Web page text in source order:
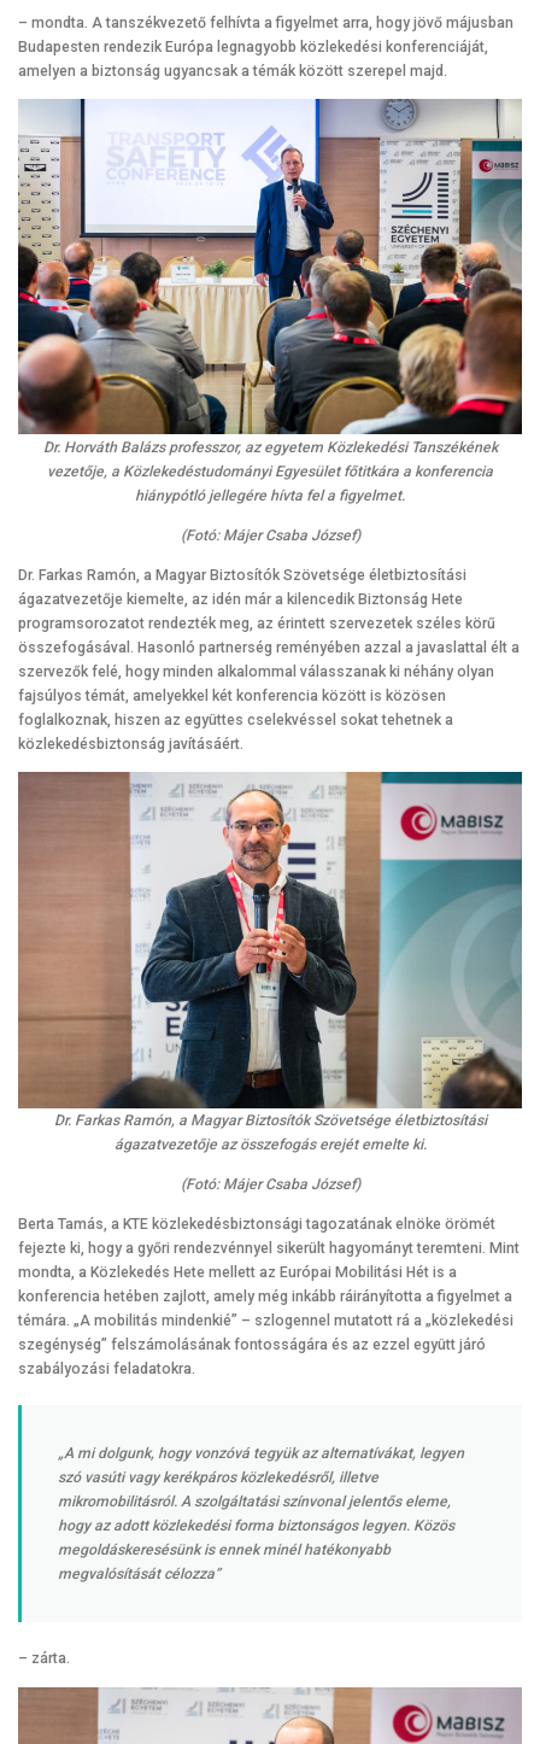
– mondta. A tanszékvezető felhívta a figyelmet arra, hogy jövő májusban
Budapesten rendezik Európa legnagyobb közlekedési konferenciáját,
amelyen a biztonság ugyancsak a témák között szerepel majd.
Dr. Horváth Balázs professzor, az egyetem Közlekedési Tanszékének
vezetője, a Közlekedéstudományi Egyesület főtitkára a konferencia
hiánypótló jellegére hívta fel a figyelmet.
(Fotó: Májer Csaba József)
Dr. Farkas Ramón, a Magyar Biztosítók Szövetsége életbiztosítási
ágazatvezetője kiemelte, az idén már a kilencedik Biztonság Hete
programsorozatot rendezték meg, az érintett szervezetek széles körű
összefogásával. Hasonló partnerség reményében azzal a javaslattal élt a
szervezők felé, hogy minden alkalommal válasszanak ki néhány olyan
fajsúlyos témát, amelyekkel két konferencia között is közösen
foglalkoznak, hiszen az együttes cselekvéssel sokat tehetnek a
közlekedésbiztonság javításáért.
Dr. Farkas Ramón, a Magyar Biztosítók Szövetsége életbiztosítási
ágazatvezetője az összefogás erejét emelte ki.
(Fotó: Májer Csaba József)
Berta Tamás, a KTE közlekedésbiztonsági tagozatának elnöke örömét
fejezte ki, hogy a győri rendezvénnyel sikerült hagyományt teremteni. Mint
mondta, a Közlekedés Hete mellett az Európai Mobilitási Hét is a
konferencia hetében zajlott, amely még inkább ráirányította a figyelmet a
témára. „A mobilitás mindenkié” – szlogennel mutatott rá a „közlekedési
szegénység” felszámolásának fontosságára és az ezzel együtt járó
szabályozási feladatokra.
„A mi dolgunk, hogy vonzóvá tegyük az alternatívákat, legyen
szó vasúti vagy kerékpáros közlekedésről, illetve
mikromobilitásról. A szolgáltatási színvonal jelentős eleme,
hogy az adott közlekedési forma biztonságos legyen. Közös
megoldáskeresésünk is ennek minél hatékonyabb
megvalósítását célozza”
– zárta.